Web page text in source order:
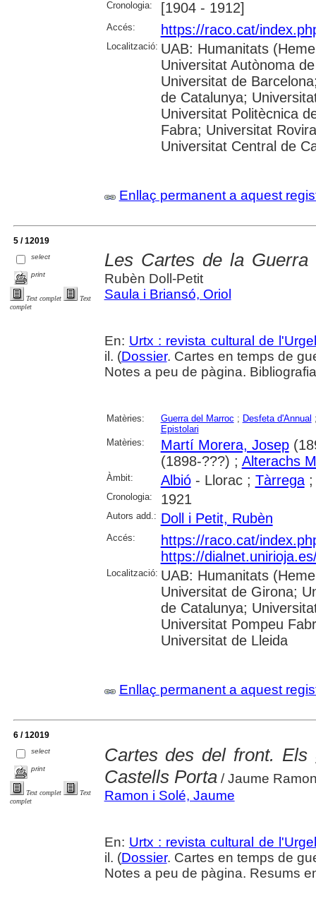
Cronologia: [1904 - 1912]
Accés: https://raco.cat/
Localització: UAB: Humanitats
Universitat Autònoma
Universitat de
de Catalunya;
Universitat Politècnica
Fabra; Universitat
Universitat Central de
Enllaç permanent a aquest
5 / 12019
select
print
Text complet
Text
complet
Les Cartes de la Guerra
Rubèn Doll-Petit
Saula i Briansó, Oriol
En: Urtx : revista cultural de
il. (Dossier. Cartes en temps de
Notes a peu de pàgina.
Matèries: Guerra del Marroc ; Desfeta d'Annual
Epistolari
Matèries:
Martí Morera, Josep
(1898-???) ; Alterachs
Àmbit: Albió- Llorac ; Tàrrega
Cronologia: 1921
Autors add.: Doll i Petit, Rubèn
Accés:
https://raco.cat/
https://
Localització: UAB: Humanitats
Universitat de Girona;
de Catalunya;
Universitat Pompeu
Universitat de Lleida
Enllaç permanent a aquest
6 / 12019
select
print
Text complet
Text
complet
Cartes des del front. Els
Castells Porta/ Jaume
Ramon i Solé, Jaume
En: Urtx : revista cultural de
il. (Dossier. Cartes en temps de
Notes a peu de pàgina. Resums